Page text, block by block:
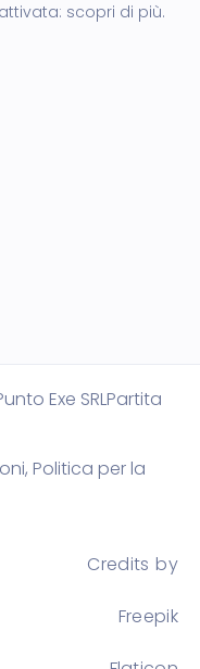
scopri di più.
Exe SRLPartita
, Politica per la
Credits by
Freepik